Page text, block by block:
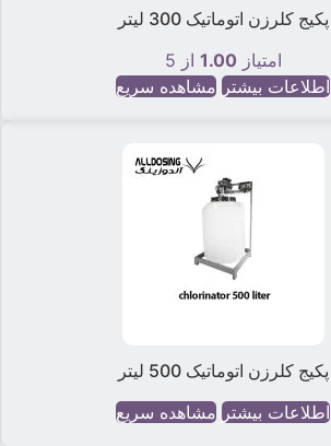
پکیج کلرزن اتوماتیک 300 لیتر
امتیاز 1.00از 5
اطلاعات بیشتر مشاهده سریع
پکیج کلرزن اتوماتیک 500 لیتر
اطلاعات بیشتر مشاهده سریع